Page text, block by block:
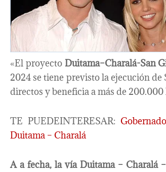
«El proyecto Duitama–Charalá-San
2024 se tiene previsto la ejecución de
directos y beneficia a más de
TE PUEDEINTERESAR:
Duitama – Charalá
A a fecha, la vía Duitama – Charalá